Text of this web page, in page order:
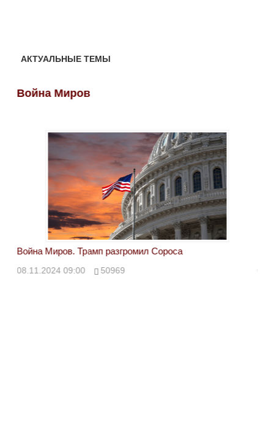
АКТУАЛЬНЫЕ ТЕМЫ
Война Миров
Война Миров. Трамп разгромил Сороса
08.11.2024 09:00 50969